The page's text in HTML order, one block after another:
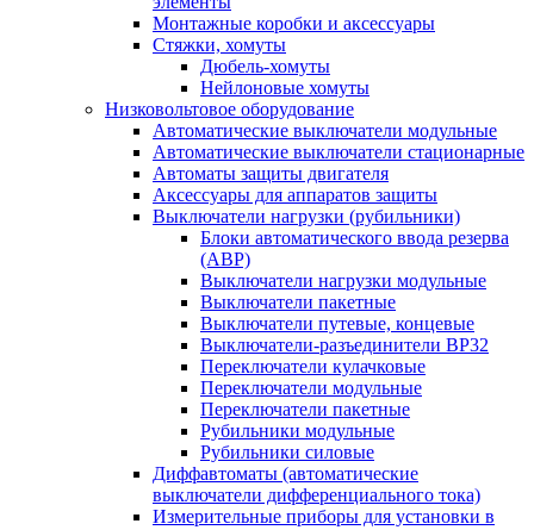
Монтажные коробки и аксессуары
Стяжки, хомуты
Дюбель-хомуты
Нейлоновые хомуты
Низковольтовое оборудование
Автоматические выключатели модульные
Автоматические выключатели стационарные
Автоматы защиты двигателя
Аксессуары для аппаратов защиты
Выключатели нагрузки (рубильники)
Блоки автоматического ввода резерва
(АВР)
Выключатели нагрузки модульные
Выключатели пакетные
Выключатели путевые, концевые
Выключатели-разъединители ВР32
Переключатели кулачковые
Переключатели модульные
Переключатели пакетные
Рубильники модульные
Рубильники силовые
Диффавтоматы (автоматические
выключатели дифференциального тока)
Измерительные приборы для установки в